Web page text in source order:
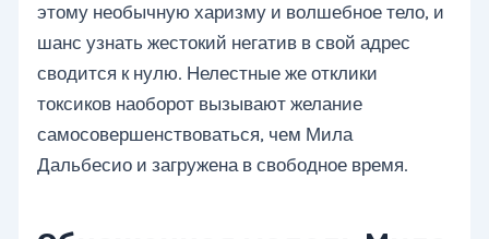
этому необычную харизму и волшебное тело, и
шанс узнать жестокий негатив в свой адрес
сводится к нулю. Нелестные же отклики
токсиков наоборот вызывают желание
самосовершенствоваться, чем Мила
Дальбесио и загружена в свободное время.